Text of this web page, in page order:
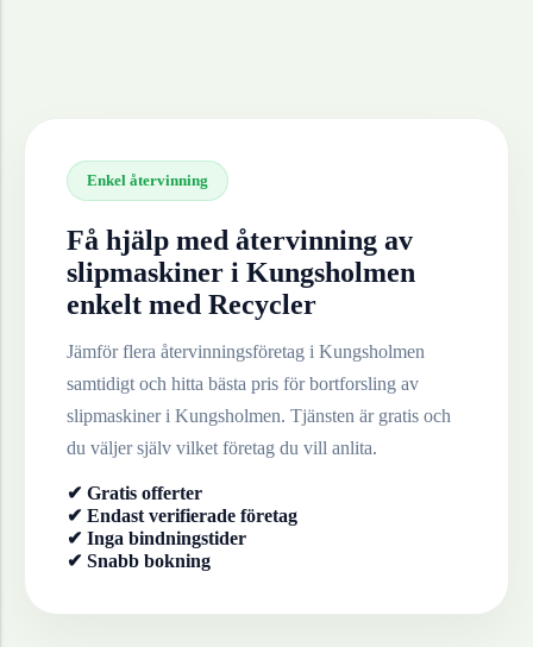
Enkel återvinning
Få hjälp med återvinning av
slipmaskiner i Kungsholmen
enkelt med Recycler
Jämför flera återvinningsföretag i Kungsholmen
samtidigt och hitta bästa pris för bortforsling av
slipmaskineri Kungsholmen. Tjänsten är gratis och
du väljer själv vilket företag du vill anlita.
✔ Gratis offerter
✔ Endast verifierade företag
✔ Inga bindningstider
✔ Snabb bokning